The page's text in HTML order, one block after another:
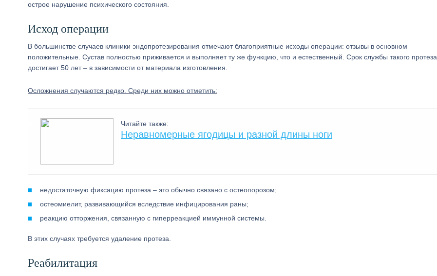
острое нарушение психического состояния.
Исход операции
В большинстве случаев клиники эндопротезирования отмечают благоприятные исходы операции: отзывы в основном
положительные. Сустав полностью приживается и выполняет ту же функцию, что и естественный. Срок службы такого протеза
достигает 50 лет – в зависимости от материала изготовления.
Осложнения случаются редко. Среди них можно отметить:
Читайте также:
Неравномерные ягодицы и разной длины ноги
недостаточную фиксацию протеза – это обычно связано с остеопорозом;
остеомиелит, развивающийся вследствие инфицирования раны;
реакцию отторжения, связанную с гиперреакцией иммунной системы.
В этих случаях требуется удаление протеза.
Реабилитация